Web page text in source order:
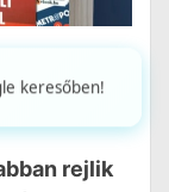
keresőben!
rejlik